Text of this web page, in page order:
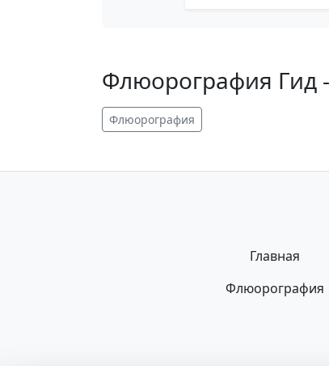
Флюорография Гид
Флюорография
Главная
Флюорография